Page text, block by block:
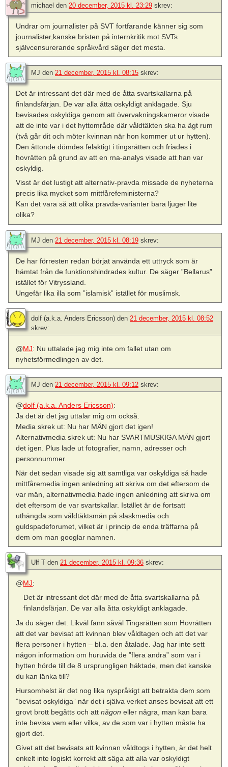
michael den 20 december, 2015 kl. 23:29 skrev:
Undrar om journalister på SVT fortfarande känner sig som
journalister,kanske bristen på internkritik mot SVTs
självcensurerande språkvård säger det mesta.
MJ den 21 december, 2015 kl. 08:15 skrev:
Det är intressant det där med de åtta svartskallarna på
finlandsfärjan. De var alla åtta oskyldigt anklagade. Sju
bevisades oskyldiga genom att övervakningskameror visade
att de inte var i det hyttområde där våldtäkten ska ha ägt rum
(två går dit och möter kvinnan när hon kommer ut ur hytten).
Den åttonde dömdes felaktigt i tingsrätten och friades i
hovrätten på grund av att en rna-analys visade att han var
oskyldig.
Visst är det lustigt att alternativ-pravda missade de nyheterna
precis lika mycket som mittfårefeministerna?
Kan det vara så att olika pravda-varianter bara ljuger lite
olika?
MJ den 21 december, 2015 kl. 08:19 skrev:
De har förresten redan börjat använda ett uttryck som är
hämtat från de funktionshindrades kultur. De säger ”Bellarus”
istället för Vitryssland.
Ungefär lika illa som ”islamisk” istället för muslimsk.
dolf (a.k.a. Anders Ericsson) den 21 december, 2015 kl. 08:52
skrev:
@MJ: Nu uttalade jag mig inte om fallet utan om
nyhetsförmedlingen av det.
MJ den 21 december, 2015 kl. 09:12 skrev:
@dolf (a.k.a. Anders Ericsson):
Ja det är det jag uttalar mig om också.
Media skrek ut: Nu har MÄN gjort det igen!
Alternativmedia skrek ut: Nu har SVARTMUSKIGA MÄN gjort
det igen. Plus lade ut fotografier, namn, adresser och
personnummer.
När det sedan visade sig att samtliga var oskyldiga så hade
mittfåremedia ingen anledning att skriva om det eftersom de
var män, alternativmedia hade ingen anledning att skriva om
det eftersom de var svartskallar. Istället är de fortsatt
uthängda som våldtäktsmän på slaskmedia och
guldspadeforumet, vilket är i princip de enda träffarna på
dem om man googlar namnen.
Ulf T den 21 december, 2015 kl. 09:36 skrev:
@MJ:
Det är intressant det där med de åtta svartskallarna på
finlandsfärjan. De var alla åtta oskyldigt anklagade.
Ja du säger det. Likväl fann såväl Tingsrätten som Hovrätten
att det var bevisat att kvinnan blev våldtagen och att det var
flera personer i hytten – bl.a. den åtalade. Jag har inte sett
någon information om huruvida de ”flera andra” som var i
hytten hörde till de 8 ursprungligen häktade, men det kanske
du kan länka till?
Hursomhelst är det nog lika nyspråkigt att betrakta dem som
”bevisat oskyldiga” när det i själva verket anses bevisat att ett
grovt brott begåtts och attnågon eller några, man kan bara
inte bevisa vem eller vilka, av de som var i hytten måste ha
gjort det.
Givet att det bevisats att kvinnan våldtogs i hytten, är det helt
enkelt inte logiskt korrekt att säga att alla var oskyldigt